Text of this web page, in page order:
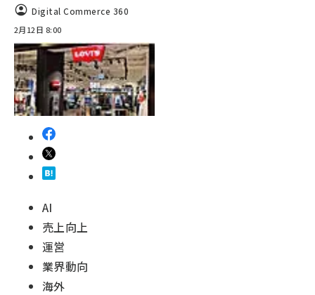
Digital Commerce 360
2月12日 8:00
AI
売上向上
運営
業界動向
海外